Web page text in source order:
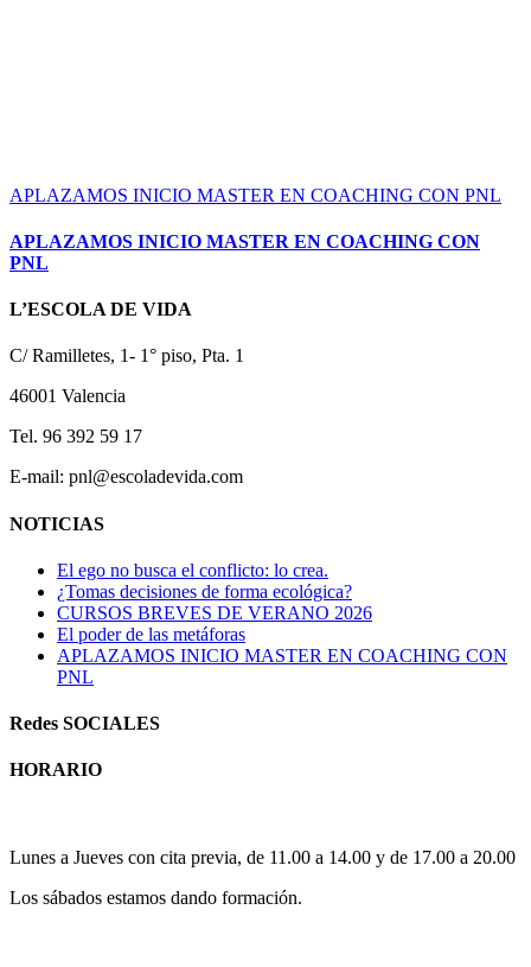
APLAZAMOS INICIO MASTER EN COACHING CON PNL
APLAZAMOS INICIO MASTER EN COACHING CON
PNL
L’ESCOLA DE VIDA
C/ Ramilletes, 1- 1° piso, Pta. 1
46001 Valencia
Tel. 96 392 59 17
E-mail: pnl@escoladevida.com
NOTICIAS
El ego no busca el conflicto: lo crea.
¿Tomas decisiones de forma ecológica?
CURSOS BREVES DE VERANO 2026
El poder de las metáforas
APLAZAMOS INICIO MASTER EN COACHING CON
PNL
Redes SOCIALES
HORARIO
Lunes a Jueves con cita previa, de 11.00 a 14.00 y de 17.00 a 20.00
Los sábados estamos dando formación.